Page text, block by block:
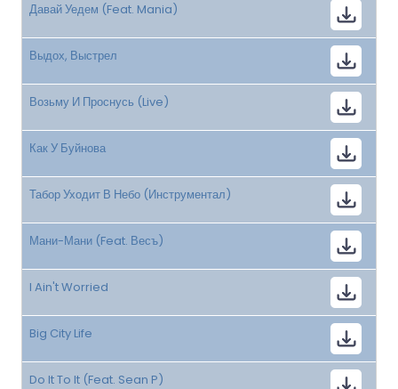
Давай Уедем (Feat. Mania)
Выдох, Выстрел
Возьму И Проснусь (Live)
Как У Буйнова
Табор Уходит В Небо (Инструментал)
Мани-Мани (Feat. Весъ)
I Ain't Worried
Big City Life
Do It To It (Feat. Sean P)